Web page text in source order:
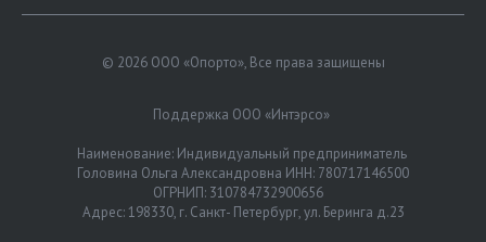
© 2026 ООО «Опорто», Все права защищены
Поддержка ООО «Интэрсо»
Наименование: Индивидуальный предприниматель
Головина Ольга Александровна ИНН: 780717146500
ОГРНИП: 310784732900656
Адрес: 198330, г. Санкт- Петербург, ул. Беринга д.23